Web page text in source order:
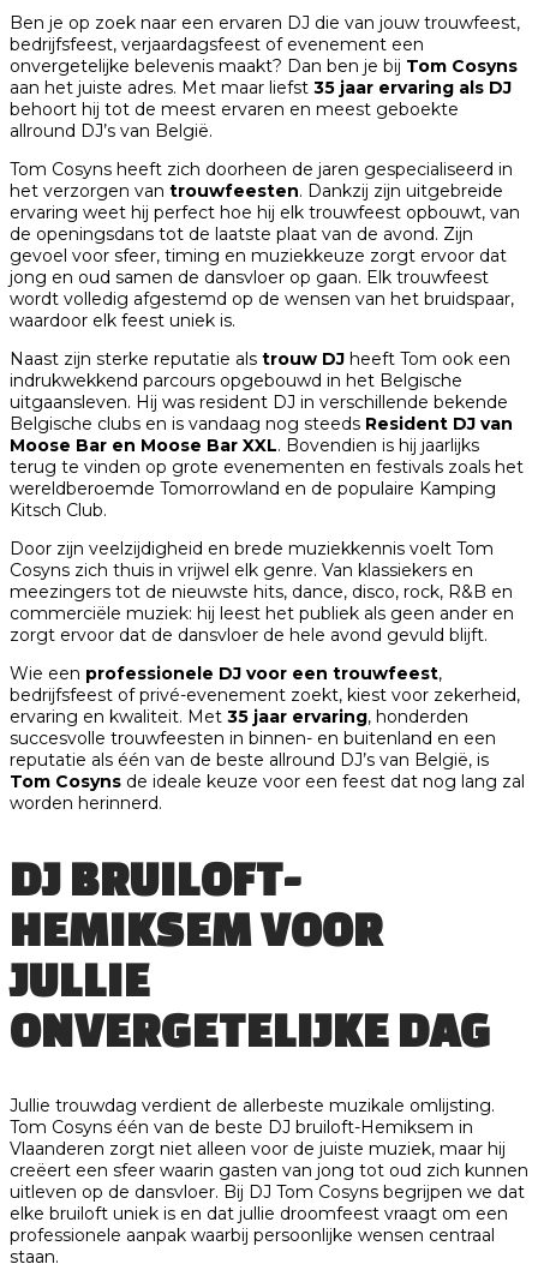
Ben je op zoek naar een ervaren DJ die van jouw trouwfeest,
bedrijfsfeest, verjaardagsfeest of evenement een
onvergetelijke belevenis maakt? Dan ben je bij Tom Cosyns
aan het juiste adres. Met maar liefst 35 jaar ervaring als DJ
behoort hij tot de meest ervaren en meest geboekte
allround DJ’s van België.
Tom Cosyns heeft zich doorheen de jaren gespecialiseerd in
het verzorgen van trouwfeesten. Dankzij zijn uitgebreide
ervaring weet hij perfect hoe hij elk trouwfeest opbouwt, van
de openingsdans tot de laatste plaat van de avond. Zijn
gevoel voor sfeer, timing en muziekkeuze zorgt ervoor dat
jong en oud samen de dansvloer op gaan. Elk trouwfeest
wordt volledig afgestemd op de wensen van het bruidspaar,
waardoor elk feest uniek is.
Naast zijn sterke reputatie als trouw DJ heeft Tom ook een
indrukwekkend parcours opgebouwd in het Belgische
uitgaansleven. Hij was resident DJ in verschillende bekende
Belgische clubs en is vandaag nog steeds Resident DJ van
Moose Bar en Moose Bar XXL. Bovendien is hij jaarlijks
terug te vinden op grote evenementen en festivals zoals het
wereldberoemde Tomorrowland en de populaire Kamping
Kitsch Club.
Door zijn veelzijdigheid en brede muziekkennis voelt Tom
Cosyns zich thuis in vrijwel elk genre. Van klassiekers en
meezingers tot de nieuwste hits, dance, disco, rock, R&B en
commerciële muziek: hij leest het publiek als geen ander en
zorgt ervoor dat de dansvloer de hele avond gevuld blijft.
Wie een professionele DJ voor een trouwfeest,
bedrijfsfeest of privé-evenement zoekt, kiest voor zekerheid,
ervaring en kwaliteit. Met 35 jaar ervaring, honderden
succesvolle trouwfeesten in binnen- en buitenland en een
reputatie als één van de beste allround DJ’s van België, is
Tom Cosyns de ideale keuze voor een feest dat nog lang zal
worden herinnerd.
DJ BRUILOFT-
HEMIKSEM VOOR
JULLIE
ONVERGETELIJKE DAG
Jullie trouwdag verdient de allerbeste muzikale omlijsting.
Tom Cosyns één van de beste DJ bruiloft-Hemiksem in
Vlaanderen zorgt niet alleen voor de juiste muziek, maar hij
creëert een sfeer waarin gasten van jong tot oud zich kunnen
uitleven op de dansvloer. Bij DJ Tom Cosyns begrijpen we dat
elke bruiloft uniek is en dat jullie droomfeest vraagt om een
professionele aanpak waarbij persoonlijke wensen centraal
staan.